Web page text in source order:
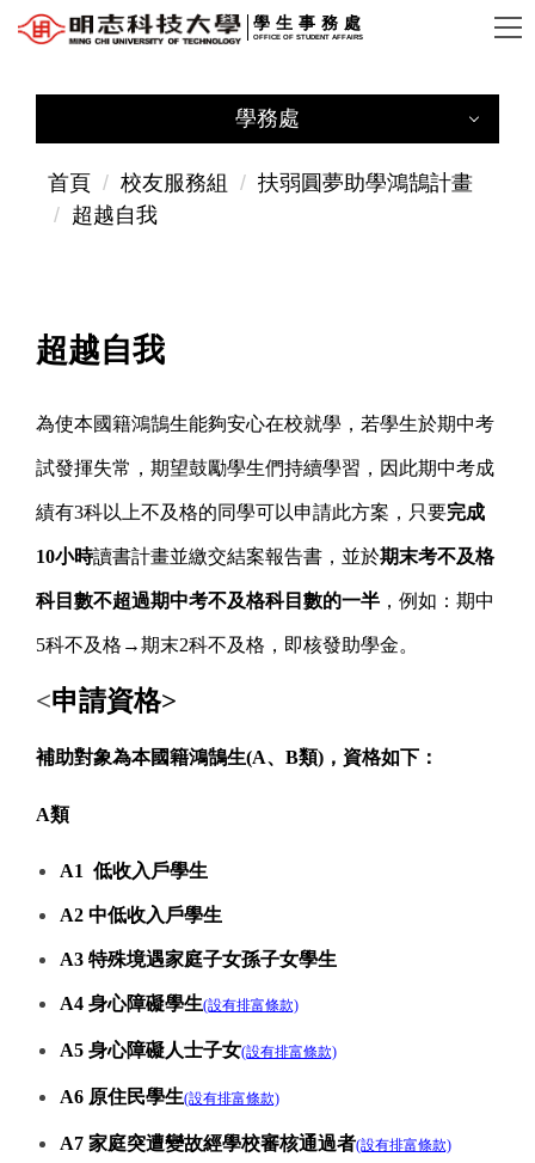
跳
學生事務處
OFFICE OF STUDENT AFFAIRS
學務處
學務處
使命與願景
核心目標
行政計畫
首頁 校友服務組
扶弱圓夢助學鴻鵠計畫
超越自我
超越自我
為使本國籍鴻鵠生能夠安心在校就學，若學生於期中考
試發揮失常，期望鼓勵學生們持續學習，因此期中考成
績有3科以上不及格的同學可以申請此方案，只要完成
10小時讀書計畫並繳交結案報告書，並於期末考不及格
科目數不超過期中考不及格科目數的一半 ，例如：期中
5科不及格→期末2科不及格，即核發助學金。
<申請資格>
補助對象為本國籍鴻鵠生(A、B類)，資格如下：
A類
A1 低收入戶學生
A2 中低收入戶學生
A3 特殊境遇家庭子女孫子女學生
A4 身心障礙學生(設有排富條款)
A5 身心障礙人士子女(設有排富條款)
A6 原住民學生(設有排富條款)
A7 家庭突遭變故經學校審核通過者(設有排富條款)